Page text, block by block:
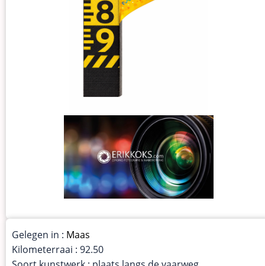
Gelegen in : Maas
Kilometerraai : 92.50